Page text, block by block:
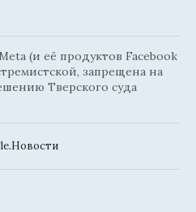
(и её продуктов Facebook
запрещена на
Тверского суда